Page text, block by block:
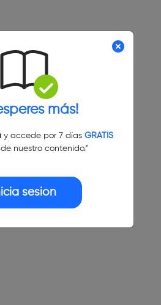
más!
y accede por 7 días GRATIS
nuestro contenido."
sesión